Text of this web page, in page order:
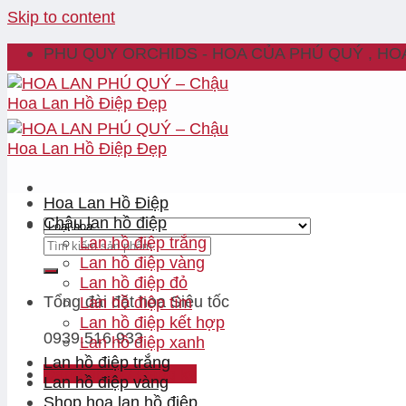
Skip to content
PHU QUY ORCHIDS - HOA CỦA PHÚ QUÝ ,
Tổng đài đặt hoaSiêu tốc
0939.516.933
Đăng nhập / Đăng ký
Hoa Lan Hồ Điệp
Chậu lan hồ điệp
Lan hồ điệp trắng
Lan hồ điệp vàng
Lan hồ điệp đỏ
Lan hồ điệp tím
Lan hồ điệp kết hợp
Lan hồ điệp xanh
Lan hồ điệp trắng
Lan hồ điệp vàng